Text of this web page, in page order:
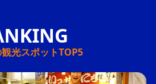
光スポットTOP5